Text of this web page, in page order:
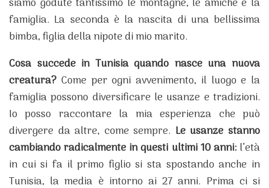
siamo godute tantissimo le montagne, le amiche e la
famiglia. La seconda è la nascita di una bellissima
bimba, figlia della nipote di mio marito.
Cosa succede in Tunisia quando nasce una nuova
creatura? Come per ogni avvenimento, il luogo e la
famiglia possono diversificare le usanze e tradizioni.
Io posso raccontare la mia esperienza che può
divergere da altre, come sempre. Le usanze stanno
cambiando radicalmente in questi ultimi 10 anni: l’età
in cui si fa il primo figlio si sta spostando anche in
Tunisia, la media è intorno ai 27 anni. Prima ci si